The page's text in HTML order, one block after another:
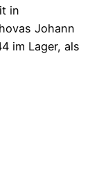
in
Johann
im Lager, als